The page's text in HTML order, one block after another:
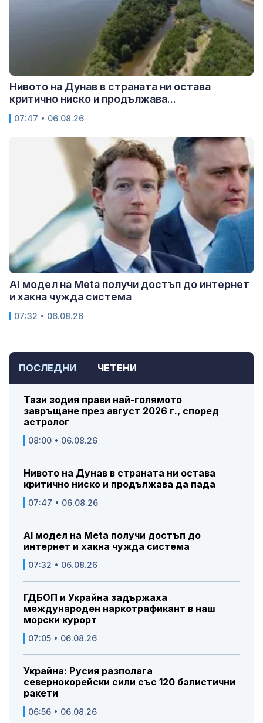
ПОСЛЕДНИ ЧЕТЕНИ
Тази зодия прави най-голямото
завръщане през август 2026 г., според
астролог
08:00 • 06.08.26
Нивото на Дунав в страната ни остава
критично ниско и продължава да пада
07:47 • 06.08.26
AI модел на Meta получи достъп до
интернет и хакна чужда система
07:32 • 06.08.26
ГДБОП и Украйна задържаха
международен наркотрафикант в наш
морски курорт
07:05 • 06.08.26
Украйна: Русия разполага
севернокорейски сили със 120 балистични
ракети
06:56 • 06.08.26
Нивото на Дунав в страната ни остава
критично ниско и продължава...
07:47 • 06.08.26
AI модел на Meta получи достъп до интернет
и хакна чужда система
07:32 • 06.08.26